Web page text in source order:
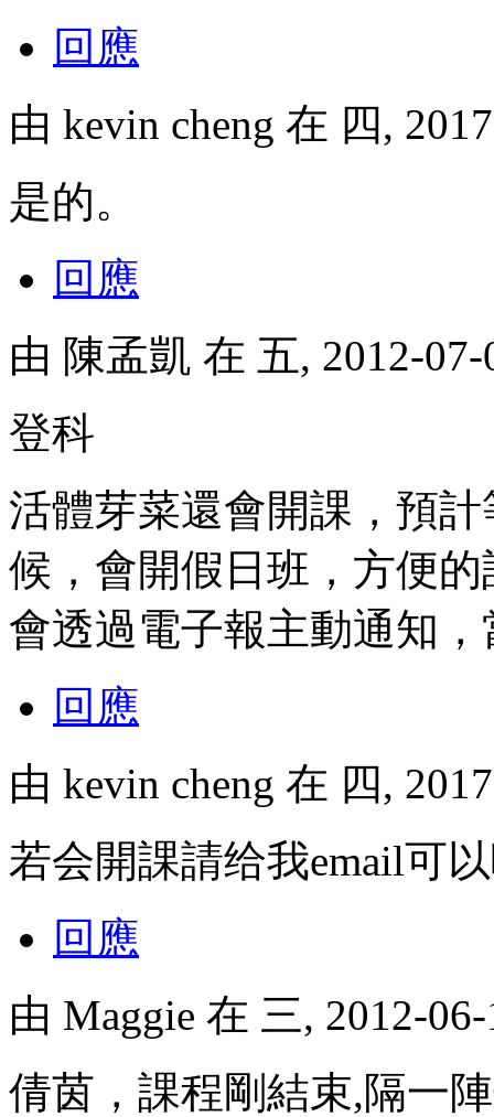
回應
由 kevin cheng 在 四,
是的。
回應
由 陳孟凱 在 五, 2012-
登科
活體芽菜還會開課，預
候，會開假日班，方便
會透過電子報主動通知
回應
由 kevin cheng 在 四,
若会開課請给我email可
回應
由 Maggie 在 三, 2012-
倩茵，課程剛結束,隔一